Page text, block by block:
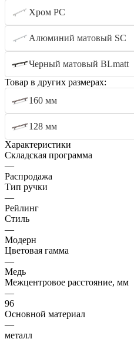
Хром PC
Алюминий матовый SC
Черный матовый BLmatt
Товар в других размерах:
160 мм
128 мм
Характеристики
Складская программа
—
Распродажа
Тип ручки
—
Рейлинг
Стиль
—
Модерн
Цветовая гамма
—
Медь
Межцентровое расстояние, мм
—
96
Основной материал
—
металл